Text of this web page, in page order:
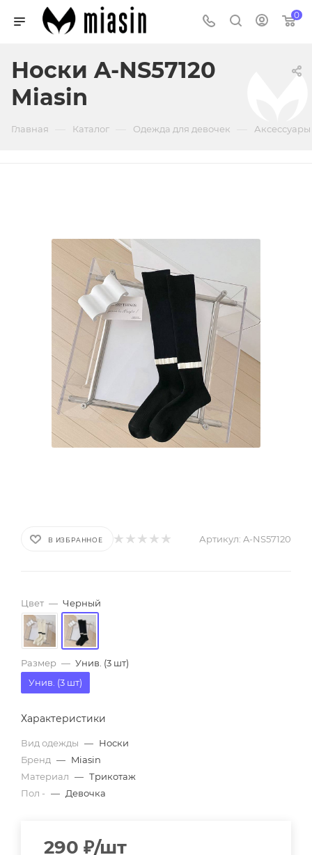
0
Носки A-NS57120
Miasin
Главная Каталог Одежда для девочек
В ИЗБРАННОЕ Артикул: A-NS57120
Цвет — Черный
Размер — Унив. (3 шт)
Унив. (3 шт)
Характеристики
Вид одежды — Носки
Бренд — Miasin
Материал — Трикотаж
Пол - — Девочка
290 ₽/шт